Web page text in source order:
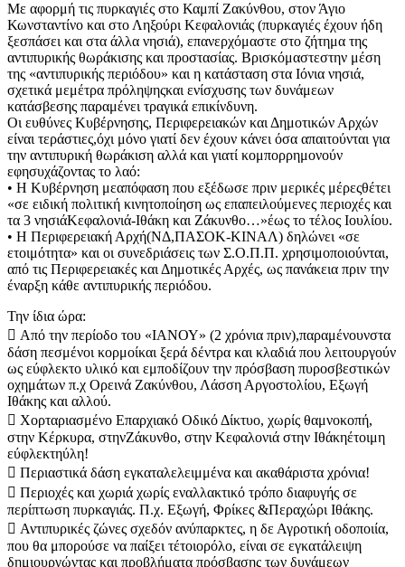
Με αφορμή τις πυρκαγιές στο Καμπί Ζακύνθου, στον Άγιο
Κωνσταντίνο και στο Ληξούρι Κεφαλονιάς (πυρκαγιές έχουν ήδη
ξεσπάσει και στα άλλα νησιά), επανερχόμαστε στο ζήτημα της
αντιπυρικής θωράκισης και προστασίας. Βρισκόμαστεστην μέση
της «αντιπυρικής περιόδου» και η κατάσταση στα Ιόνια νησιά,
σχετικά μεμέτρα πρόληψηςκαι ενίσχυσης των δυνάμεων
κατάσβεσης παραμένει τραγικά επικίνδυνη.
Οι ευθύνες Κυβέρνησης, Περιφερειακών και Δημοτικών Αρχών
είναι τεράστιες,όχι μόνο γιατί δεν έχουν κάνει όσα απαιτούνται για
την αντιπυρική θωράκιση αλλά και γιατί κομπορρημονούν
εφησυχάζοντας το λαό:
• Η Κυβέρνηση μεαπόφαση που εξέδωσε πριν μερικές μέρεςθέτει
«σε ειδική πολιτική κινητοποίηση ως επαπειλούμενες περιοχές και
τα 3 νησιάΚεφαλονιά-Ιθάκη και Ζάκυνθο…»έως το τέλος Ιουλίου.
• Η Περιφερειακή Αρχή(ΝΔ,ΠΑΣΟΚ-ΚΙΝΑΛ) δηλώνει «σε
ετοιμότητα» και οι συνεδριάσεις των Σ.Ο.Π.Π. χρησιμοποιούνται,
από τις Περιφερειακές και Δημοτικές Αρχές, ως πανάκεια πριν την
έναρξη κάθε αντιπυρικής περιόδου.
Την ίδια ώρα:
 Από την περίοδο του «ΙΑΝΟΥ» (2 χρόνια πριν),παραμένουνστα
δάση πεσμένοι κορμοίκαι ξερά δέντρα και κλαδιά που λειτουργούν
ως εύφλεκτο υλικό και εμποδίζουν την πρόσβαση πυροσβεστικών
οχημάτων π.χ Ορεινά Ζακύνθου, Λάσση Αργοστολίου, Εξωγή
Ιθάκης και αλλού.
 Χορταριασμένο Επαρχιακό Οδικό Δίκτυο, χωρίς θαμνοκοπή,
στην Κέρκυρα, στηνΖάκυνθο, στην Κεφαλονιά στην Ιθάκηέτοιμη
εύφλεκτηύλη!
 Περιαστικά δάση εγκαταλελειμμένα και ακαθάριστα χρόνια!
 Περιοχές και χωριά χωρίς εναλλακτικό τρόπο διαφυγής σε
περίπτωση πυρκαγιάς. Π.χ. Εξωγή, Φρίκες &Περαχώρι Ιθάκης.
 Αντιπυρικές ζώνες σχεδόν ανύπαρκτες, η δε Αγροτική οδοποιία,
που θα μπορούσε να παίξει τέτοιορόλο, είναι σε εγκατάλειψη
δημιουργώντας και προβλήματα πρόσβασης των δυνάμεων